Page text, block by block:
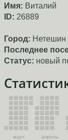
Имя: Виталий
ID: 26889
Город: Нетешин
Последнее
Статус: новый
март апрель